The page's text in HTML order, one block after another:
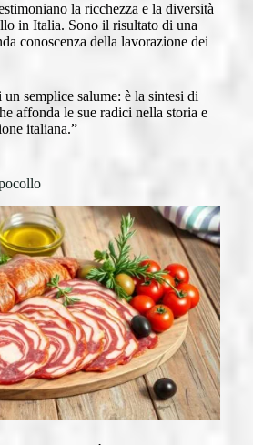
la ricchezza e la diversità
in Italia. Sono il risultato di una
conoscenza della lavorazione dei
semplice salume: è la sintesi di
affonda le sue radici nella storia e
italiana.”